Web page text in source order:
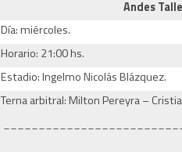
Andes
Día: miércoles.
Horario: 21:00 hs.
Estadio: Ingelmo Nicolás Blázquez.
Terna arbitral: Milton Pereyra –